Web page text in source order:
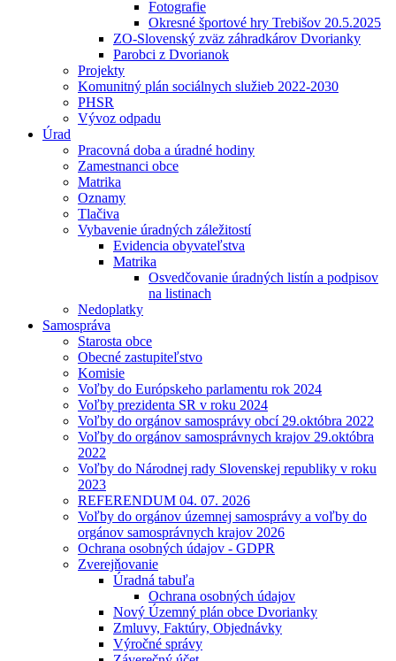
Fotografie
Okresné športové hry Trebišov 20.5.2025
ZO-Slovenský zväz záhradkárov Dvorianky
Parobci z Dvorianok
Projekty
Komunitný plán sociálnych služieb 2022-2030
PHSR
Vývoz odpadu
Úrad
Pracovná doba a úradné hodiny
Zamestnanci obce
Matrika
Oznamy
Tlačiva
Vybavenie úradných záležitostí
Evidencia obyvateľstva
Matrika
Osvedčovanie úradných listín a podpisov
na listinach
Nedoplatky
Samospráva
Starosta obce
Obecné zastupiteľstvo
Komisie
Voľby do Európskeho parlamentu rok 2024
Voľby prezidenta SR v roku 2024
Voľby do orgánov samosprávy obcí 29.októbra 2022
Voľby do orgánov samosprávnych krajov 29.októbra
2022
Voľby do Národnej rady Slovenskej republiky v roku
2023
REFERENDUM 04. 07. 2026
Voľby do orgánov územnej samosprávy a voľby do
orgánov samosprávnych krajov 2026
Ochrana osobných údajov - GDPR
Zverejňovanie
Úradná tabuľa
Ochrana osobných údajov
Nový Územný plán obce Dvorianky
Zmluvy, Faktúry, Objednávky
Výročné správy